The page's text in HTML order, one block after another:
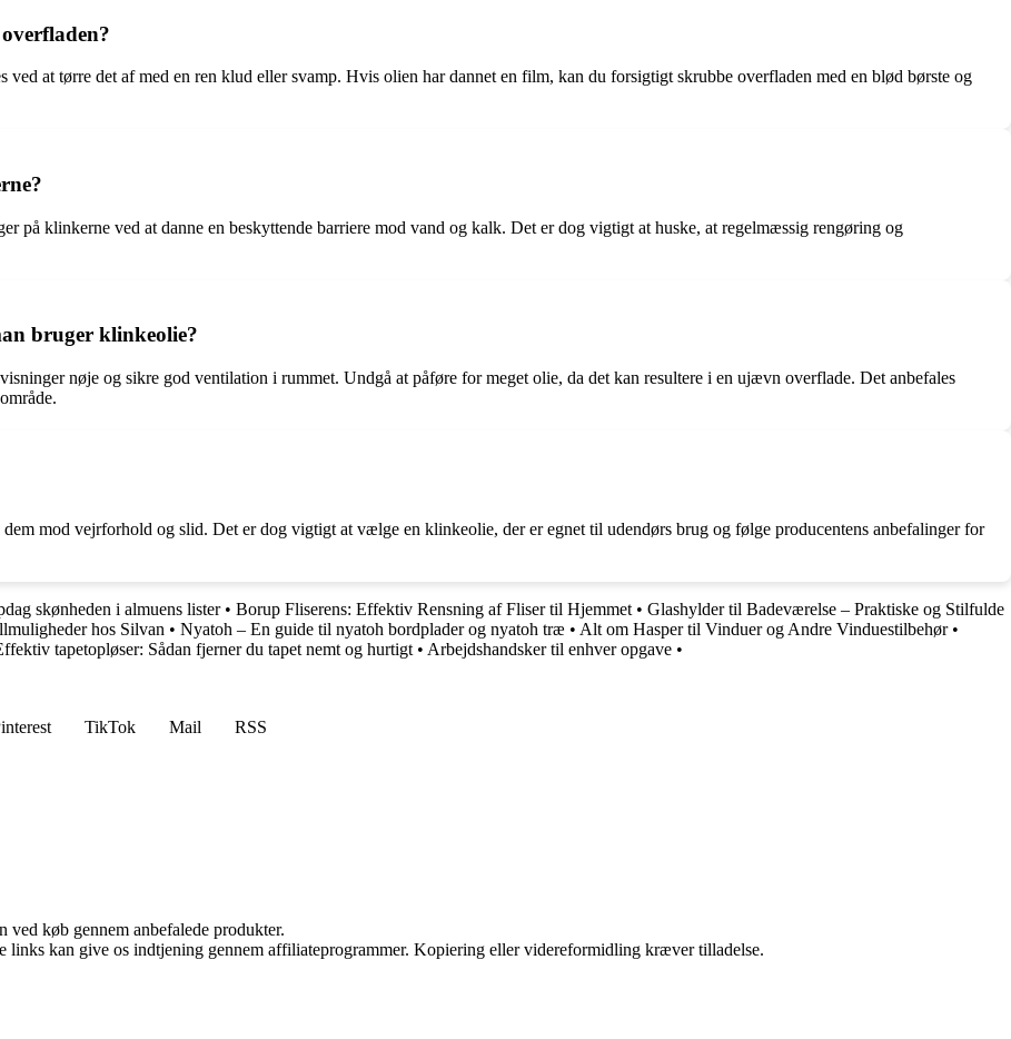
at tørre det af med en ren klud eller svamp. Hvis olien har dannet en film, kan du forsigtigt skrubbe overfladen med en blød børste og
på klinkerne ved at danne en beskyttende barriere mod vand og kalk. Det er dog vigtigt at huske, at regelmæssig rengøring og
bruger klinkeolie?
nøje og sikre god ventilation i rummet. Undgå at påføre for meget olie, da det kan resultere i en ujævn overflade. Det anbefales
mod vejrforhold og slid. Det er dog vigtigt at vælge en klinkeolie, der er egnet til udendørs brug og følge producentens anbefalinger for
skønheden i almuens lister• Borup Fliserens: Effektiv Rensning af Fliser til Hjemmet • Glashylder til Badeværelse – Praktiske og Stilfulde
hos Silvan • Nyatoh – En guide til nyatoh bordplader og nyatoh træ • Alt om Hasper til Vinduer og Andre Vinduestilbehør•
tapetopløser: Sådan fjerner du tapet nemt og hurtigt • Arbejdshandsker til enhver opgave •
TikTok Mail
RSS
køb gennem anbefalede produkter.
kan give os indtjening gennem affiliateprogrammer. Kopiering eller videreformidling kræver tilladelse.